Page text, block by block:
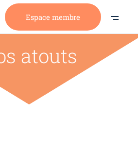
Espace membre
atouts